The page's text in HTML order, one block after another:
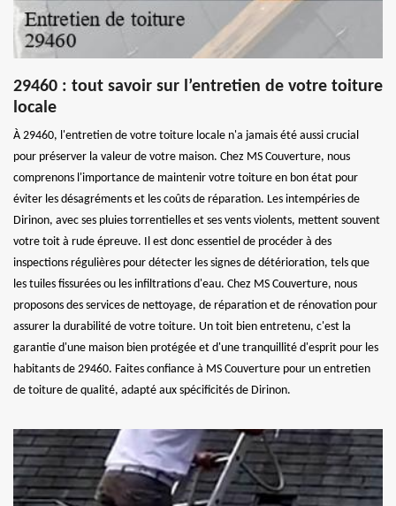
29460 : tout savoir sur l’entretien de votre toiture
locale
À 29460, l'entretien de votre toiture locale n'a jamais été aussi crucial
pour préserver la valeur de votre maison. Chez MS Couverture, nous
comprenons l'importance de maintenir votre toiture en bon état pour
éviter les désagréments et les coûts de réparation. Les intempéries de
Dirinon, avec ses pluies torrentielles et ses vents violents, mettent souvent
votre toit à rude épreuve. Il est donc essentiel de procéder à des
inspections régulières pour détecter les signes de détérioration, tels que
les tuiles fissurées ou les infiltrations d'eau. Chez MS Couverture, nous
proposons des services de nettoyage, de réparation et de rénovation pour
assurer la durabilité de votre toiture. Un toit bien entretenu, c'est la
garantie d'une maison bien protégée et d'une tranquillité d'esprit pour les
habitants de 29460. Faites confiance à MS Couverture pour un entretien
de toiture de qualité, adapté aux spécificités de Dirinon.